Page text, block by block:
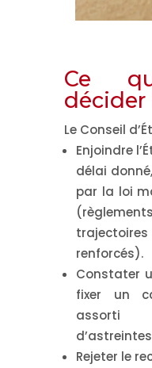
Ce
décider
Le Conseil
Enjoindre
délai
par la loi
renforcés).
Constater
fixer un
assorti
Rejeter le